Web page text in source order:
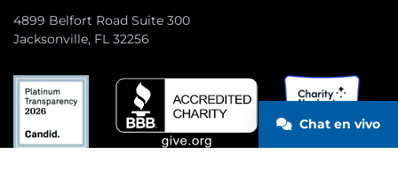
4899 Belfort Road Suite 300
Jacksonville, FL 32256
Chat en vivo